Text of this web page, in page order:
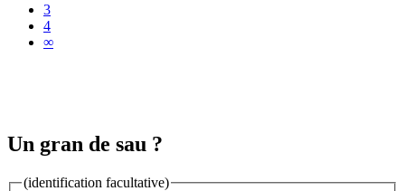
3
4
∞
Un gran de sau ?
(identification facultative)